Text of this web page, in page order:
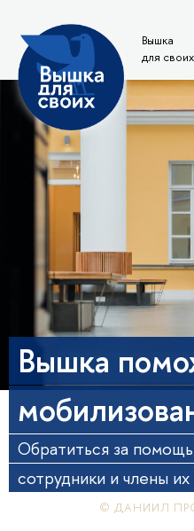
Вышка
для своих
​​Вышка
Обратиться за
сотрудники и члены
© ДАНИИЛ